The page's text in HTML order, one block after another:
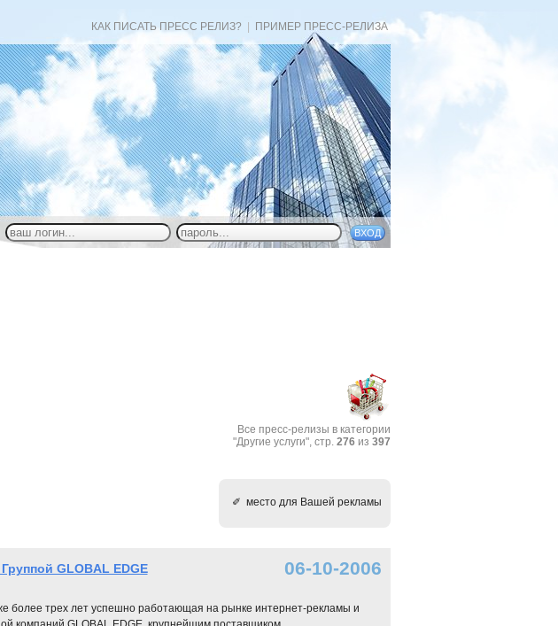
КАК ПИСАТЬ ПРЕСС РЕЛИЗ? ПРИМЕР ПРЕСС-РЕЛИЗА
Все пресс-релизы в категории
"Другие услуги", стр. 276 из 397
✐ место для Вашей рекламы
GLOBAL EDGE 06-10-2006
более трех лет успешно работающая на рынке интернет-рекламы и